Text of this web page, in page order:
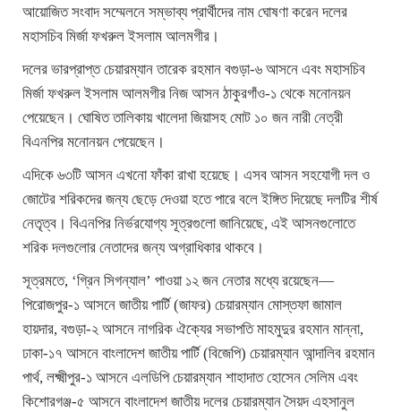
আয়োজিত সংবাদ সম্মেলনে সম্ভাব্য প্রার্থীদের নাম ঘোষণা করেন দলের
মহাসচিব মির্জা ফখরুল ইসলাম আলমগীর।
দলের ভারপ্রাপ্ত চেয়ারম্যান তারেক রহমান বগুড়া-৬ আসনে এবং মহাসচিব
মির্জা ফখরুল ইসলাম আলমগীর নিজ আসন ঠাকুরগাঁও-১ থেকে মনোনয়ন
পেয়েছেন। ঘোষিত তালিকায় খালেদা জিয়াসহ মোট ১০ জন নারী নেত্রী
বিএনপির মনোনয়ন পেয়েছেন।
এদিকে ৬৩টি আসন এখনো ফাঁকা রাখা হয়েছে। এসব আসন সহযোগী দল ও
জোটের শরিকদের জন্য ছেড়ে দেওয়া হতে পারে বলে ইঙ্গিত দিয়েছে দলটির শীর্ষ
নেতৃত্ব। বিএনপির নির্ভরযোগ্য সূত্রগুলো জানিয়েছে, এই আসনগুলোতে
শরিক দলগুলোর নেতাদের জন্য অগ্রাধিকার থাকবে।
সূত্রমতে, ‘গ্রিন সিগন্যাল’ পাওয়া ১২ জন নেতার মধ্যে রয়েছেন—
পিরোজপুর-১ আসনে জাতীয় পার্টি (জাফর) চেয়ারম্যান মোস্তফা জামাল
হায়দার, বগুড়া-২ আসনে নাগরিক ঐক্যের সভাপতি মাহমুদুর রহমান মান্না,
ঢাকা-১৭ আসনে বাংলাদেশ জাতীয় পার্টি (বিজেপি) চেয়ারম্যান আন্দালিব রহমান
পার্থ, লক্ষ্মীপুর-১ আসনে এলডিপি চেয়ারম্যান শাহাদাত হোসেন সেলিম এবং
কিশোরগঞ্জ-৫ আসনে বাংলাদেশ জাতীয় দলের চেয়ারম্যান সৈয়দ এহসানুল